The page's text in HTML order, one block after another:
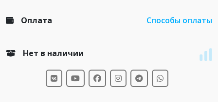
Оплата Способы оплаты
Нет в наличии